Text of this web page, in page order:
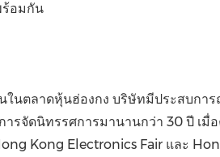
ร้อมกัน
ในตลาดหุ้นฮ่องกง บริษัทมีประสบกา
รจัดนิทรรศการมานานกว่า 30 ปี เ
Kong Electronics Fair และ